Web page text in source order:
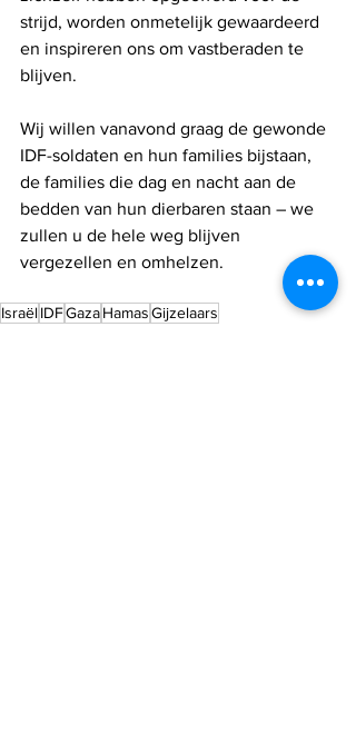
strijd, worden onmetelijk gewaardeerd
en inspireren ons om vastberaden te
blijven.
Wij willen vanavond graag de gewonde
IDF-soldaten en hun families bijstaan,
de families die dag en nacht aan de
bedden van hun dierbaren staan ​​– we
zullen u de hele weg blijven
vergezellen en omhelzen.
IsraëlIDFGazaHamasGijzelaars